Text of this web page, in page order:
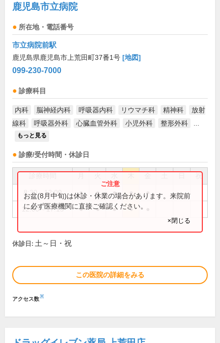
鹿児島市立病院
所在地・電話番号
市立病院前駅
鹿児島県鹿児島市上荒田町37番1号 [地図]
099-230-7000
診療科目
内科 脳神経内科 呼吸器内科 リウマチ科 精神科
放射
線科
呼吸器外科 心臓血管外科 小児外科 整形外科
もっと見る
診療/受付時間・休診日
祝
8:30～12:00 ● ● ● ● ●
12:00～17:15 ● ● ● ●
お盆(8月中旬)は休診・休業の場合があります。来院前
に必ず医療機関に直接ご確認ください。
×閉じる
休診日: 土～日・祝
この医院の詳細をみる
アクセス数※